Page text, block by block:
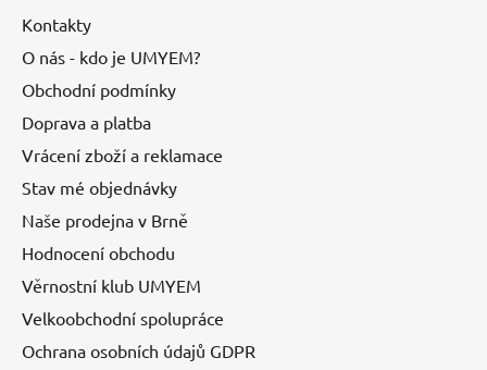
Kontakty
O nás - kdo je UMYEM?
Obchodní podmínky
Doprava a platba
Vrácení zboží a reklamace
Stav mé objednávky
Naše prodejna v Brně
Hodnocení obchodu
Věrnostní klub UMYEM
Velkoobchodní spolupráce
Ochrana osobních údajů GDPR